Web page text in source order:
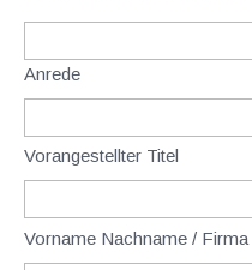
Anrede
Vorangestellter Titel
Vorname Nachname / Firma